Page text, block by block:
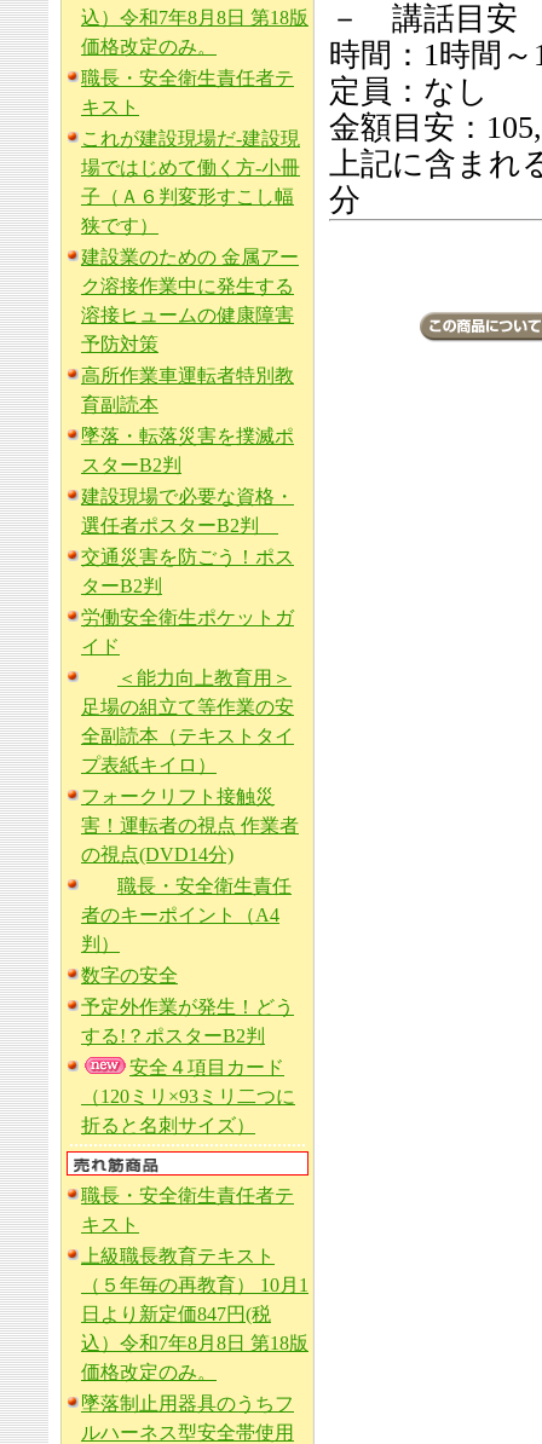
込）令和7年8月8日 第18版
価格改定のみ。
職長・安全衛生責任者テ
キスト
これが建設現場だ-建設現
場ではじめて働く方-小冊
子（Ａ６判変形すこし幅
狭です）
建設業のための 金属アー
ク溶接作業中に発生する
溶接ヒュームの健康障害
予防対策
高所作業車運転者特別教
育副読本
墜落・転落災害を撲滅ポ
スターB2判
建設現場で必要な資格・
選任者ポスターB2判
交通災害を防ごう！ポス
ターB2判
労働安全衛生ポケットガ
イド
＜能力向上教育用＞
足場の組立て等作業の安
全副読本（テキストタイ
プ表紙キイロ）
フォークリフト接触災
害！運転者の視点 作業者
の視点(DVD14分)
職長・安全衛生責任
者のキーポイント（A4
判）
数字の安全
予定外作業が発生！どう
する!？ポスターB2判
安全４項目カード
（120ミリ×93ミリ二つに
折ると名刺サイズ）
職長・安全衛生責任者テ
キスト
上級職長教育テキスト
（５年毎の再教育） 10月1
日より新定価847円(税
込）令和7年8月8日 第18版
価格改定のみ。
墜落制止用器具のうちフ
ルハーネス型安全帯使用
－ 講話目安
時間：1時間～
定員：なし
金額目安：
上記に含まれ
分